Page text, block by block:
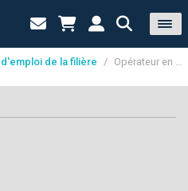
de la filière / Opérateur en production h-f